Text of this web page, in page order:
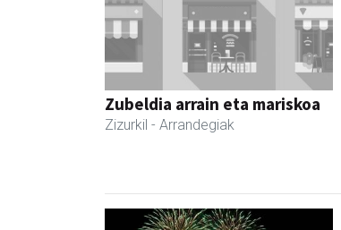
Zubeldia arrain eta mariskoa
Zizurkil - Arrandegiak